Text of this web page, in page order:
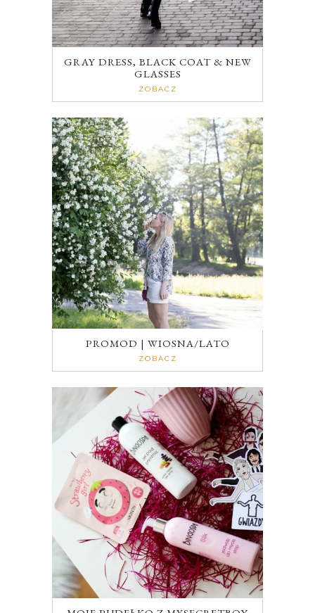
GRAY DRESS, BLACK COAT & NEW
GLASSES
ZOBACZ
PROMOD | WIOSNA/LATO
ZOBACZ